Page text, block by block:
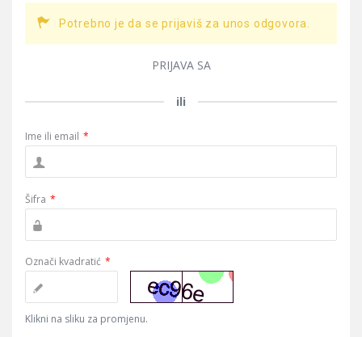
Potrebno je da se prijaviš za unos odgovora.
PRIJAVA SA
ili
Ime ili email *
Šifra *
Označi kvadratić *
Klikni na sliku za promjenu.